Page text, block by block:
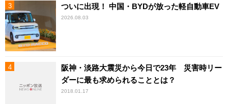
ついに出現！ 中国・BYDが放った軽自動車EV
2026.08.03
阪神・淡路大震災から今日で23年 災害時リー
ダーに最も求められることとは？
2018.01.17